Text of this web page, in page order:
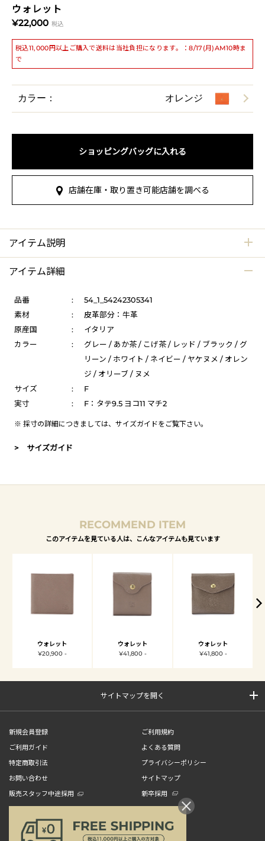
ウォレット
¥22,000 税込
税込11,000円以上ご購入で送料は当社負担になります。：8/17(月)AM10時ま
で
カラー： オレンジ
ショッピングバッグに入れる
店舗在庫・取り置き可能店舗を調べる
アイテム説明
アイテム詳細
品番 :
54_1_54242305341
素材
:
皮革部分：牛革
原産国
:
イタリア
カラー
:
グレー / あか茶 / こげ茶 / レッド / ブラック / グ
リーン / ホワイト / ネイビー / ヤケヌメ / オレン
ジ / オリーブ / ヌメ
サイズ
:
F
実寸
: F：タテ9.5 ヨコ11 マチ2
※ 採寸の詳細につきましては、 サイズガイドをご覧下さい。
> サイズガイド
RECOMMEND ITEM
このアイテムを見ている人は、こんなアイテムも見ています
ウォレット
¥20,900 -
ウォレット
¥41,800 -
ウォレット
¥41,800 -
サイトマップを開く
新規会員登録
ご利用規約
ご利用ガイド
よくある質問
特定商取引法
プライバシーポリシー
お問い合わせ
サイトマップ
販売スタッフ中途採用
新卒採用